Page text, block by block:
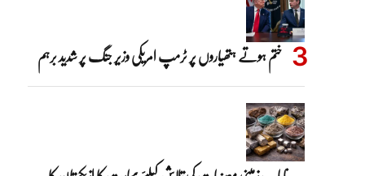
ختم ہوتے ہتھیاروں پر ٹرمپ امریکی وزیر جنگ پر شدید برہم